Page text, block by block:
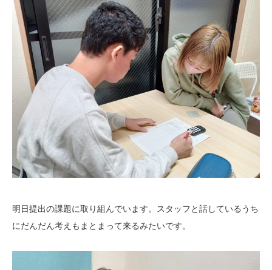
明日提出の課題に取り組んでいます。スタッフと話しているうち
にだんだん考えもまとまって来るみたいです。